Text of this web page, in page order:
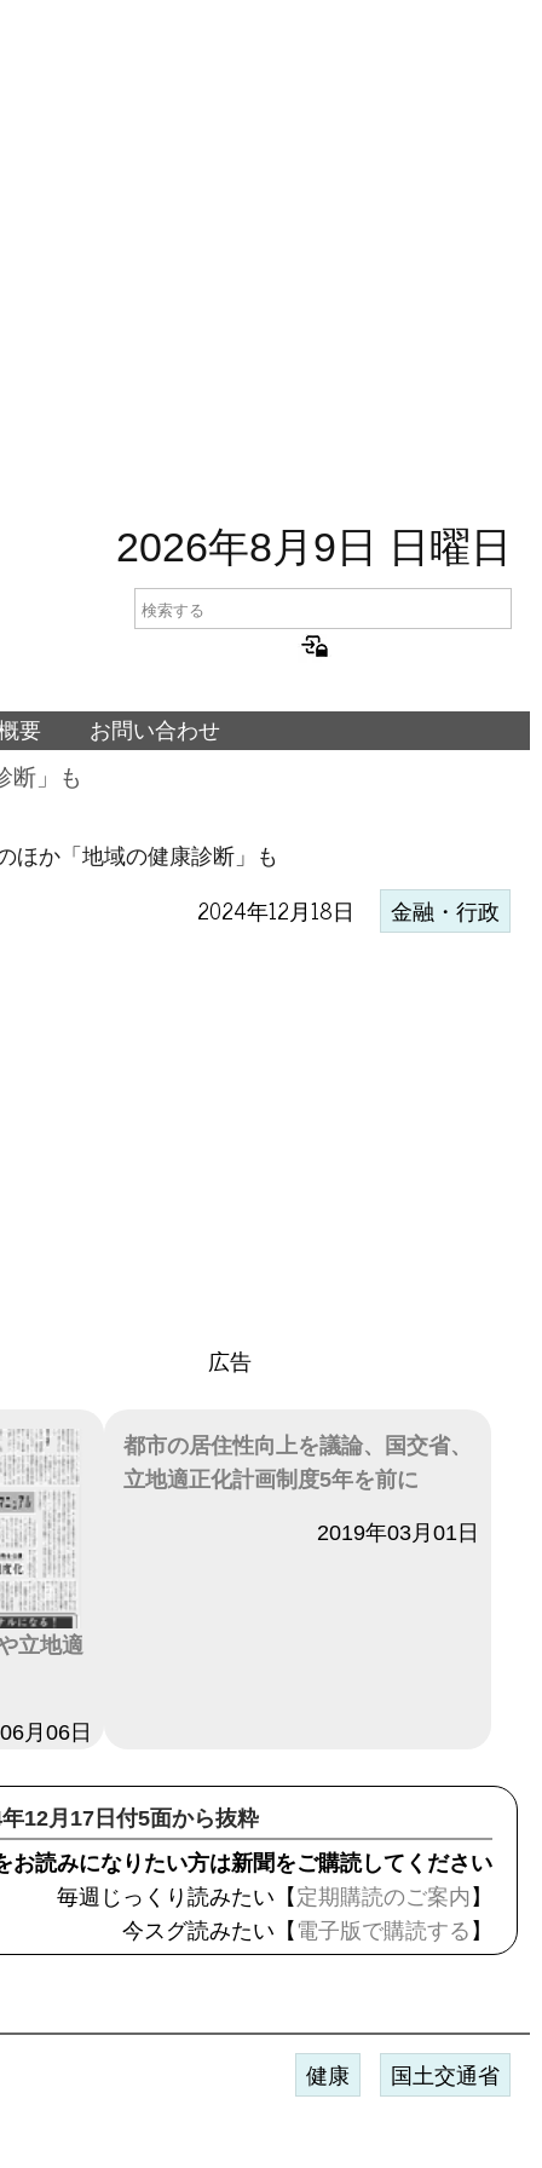
2026年8月9日 日曜日
要 お問い合わせ
断」も
ほか「地域の健康診断」も
2024年12月18日 金融・行政
広告
立地適
月06日
都市の居住性向上を議論、国交省、
立地適正化計画制度5年を前に
2019年03月01日
12月17日付5面から抜粋
お読みになりたい方は新聞をご購読してください
毎週じっくり読みたい【 定期購読のご案内 】
今スグ読みたい【 電子版で購読する 】
健康 国土交通省